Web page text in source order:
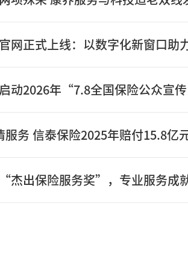
服务 信泰保险2025年赔付15.8亿
杰出保险服务奖”，专业服务成